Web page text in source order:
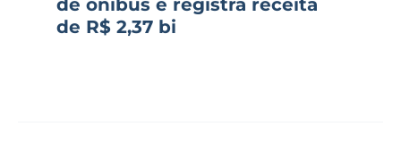
de ônibus e registra receita
de R$ 2,37 bi